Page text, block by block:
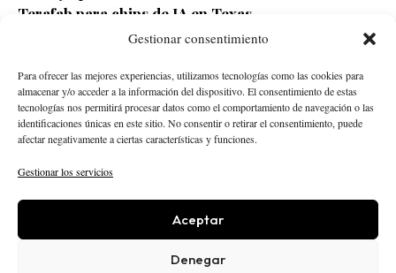
Gestionar consentimiento
Para ofrecer las mejores experiencias, utilizamos tecnologías como las cookies para
almacenar y/o acceder a la información del dispositivo. El consentimiento de estas
tecnologías nos permitirá procesar datos como el comportamiento de navegación o las
identificaciones únicas en este sitio. No consentir o retirar el consentimiento, puede
afectar negativamente a ciertas características y funciones.
Gestionar los servicios
Aceptar
Denegar
Terafab para chips de IA en Texas
Hace 1 día
INTELIGENCIA ARTIFICIAL
CREATOR ECONOMY
ROBÓTICA
NEGOCIOS
ECONOMÍA
ACTUALIDAD